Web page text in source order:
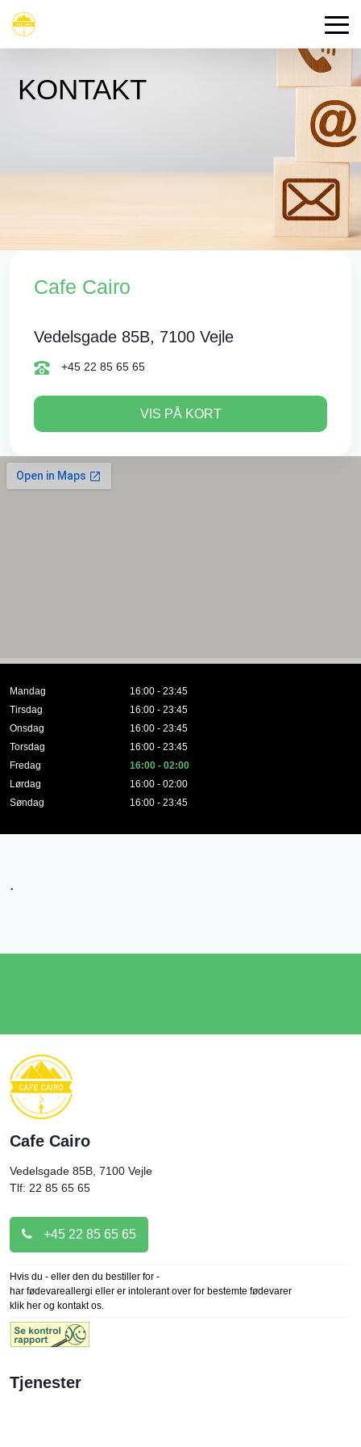
KONTAKT
Cafe Cairo
Vedelsgade 85B, 7100 Vejle
+45 22 85 65 65
VIS PÅ KORT
Mandag
Tirsdag
Onsdag
Torsdag
Fredag
Lørdag
Søndag
16:00 - 23:45
16:00 - 23:45
16:00 - 23:45
16:00 - 23:45
16:00 - 02:00
16:00 - 02:00
16:00 - 23:45
.
Cafe Cairo
Vedelsgade 85B, 7100 Vejle
Tlf: 22 85 65 65
+45 22 85 65 65
Hvis du - eller den du bestiller for -
har fødevareallergi eller er intolerant over for bestemte fødevarer
klik her og kontakt os.
Tjenester